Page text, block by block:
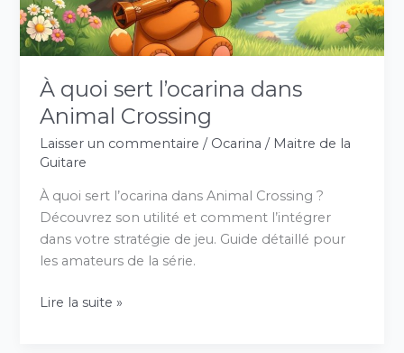
À quoi sert l’ocarina dans
Animal Crossing
Laisser un commentaire / Ocarina / Maitre de la
Guitare
À quoi sert l’ocarina dans Animal Crossing ?
Découvrez son utilité et comment l’intégrer
dans votre stratégie de jeu. Guide détaillé pour
les amateurs de la série.
Lire la suite »